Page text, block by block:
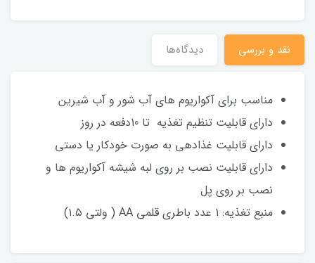
نقد و بررسی دیدگاه‌ها
مناسب برای آکواریوم های آب شور و آب شیرین
دارای قابلیت تنظیم تغذیه تا 10دفعه در روز
دارای قابلیت غذادهی به صورت خودکار یا دستی
دارای قابلیت نصب بر روی لبه شیشه آکواریوم ها و
نصب بر روی پل
منبع تغذیه: 1 عدد باطری قلمی AA ( ولتی ۱.۵)